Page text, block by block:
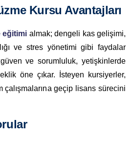
Kursu Avantajları
eğitimi almak; dengeli kas gelişimi,
ve stres yönetimi gibi faydalar
ve sorumluluk, yetişkinlerde
öne çıkar. İsteyen kursiyerler,
çalışmalarına geçip lisans sürecini